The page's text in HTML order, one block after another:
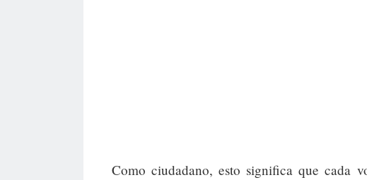
Como ciudadano, esto significa que cada